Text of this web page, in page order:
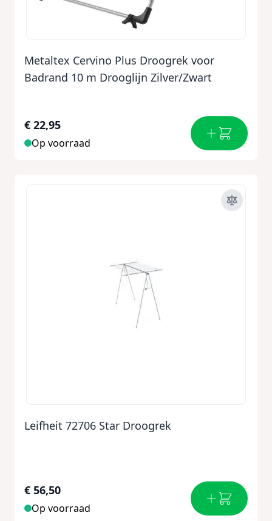
Metaltex Cervino Plus Droogrek voor
Badrand 10 m Drooglijn Zilver/Zwart
€ 22,95
Op voorraad
Leifheit 72706 Star Droogrek
€ 56,50
Op voorraad